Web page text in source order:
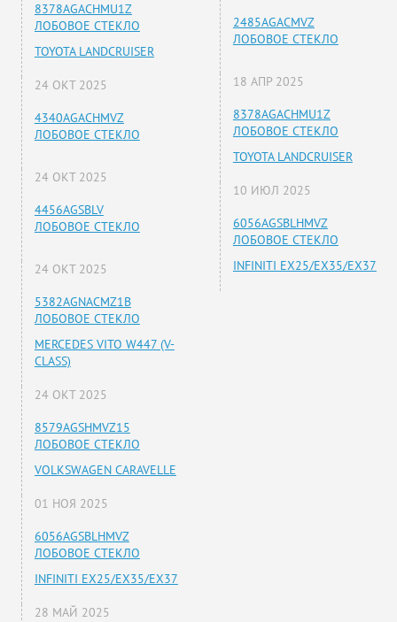
8378AGACHMU1Z
ЛОБОВОЕ СТЕКЛО
TOYOTA LANDCRUISER
24 ОКТ 2025
4340AGACHMVZ
ЛОБОВОЕ СТЕКЛО
24 ОКТ 2025
4456AGSBLV
ЛОБОВОЕ СТЕКЛО
24 ОКТ 2025
5382AGNACMZ1B
ЛОБОВОЕ СТЕКЛО
MERCEDES VITO W447 (V-
CLASS)
24 ОКТ 2025
8579AGSHMVZ15
ЛОБОВОЕ СТЕКЛО
VOLKSWAGEN CARAVELLE
01 НОЯ 2025
6056AGSBLHMVZ
ЛОБОВОЕ СТЕКЛО
INFINITI EX25/EX35/EX37
28 МАЙ 2025
2485AGACMVZ
ЛОБОВОЕ СТЕКЛО
18 АПР 2025
8378AGACHMU1Z
ЛОБОВОЕ СТЕКЛО
TOYOTA LANDCRUISER
10 ИЮЛ 2025
6056AGSBLHMVZ
ЛОБОВОЕ СТЕКЛО
INFINITI EX25/EX35/EX37